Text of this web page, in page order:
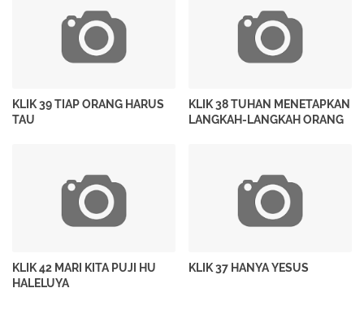
KLIK 39 TIAP ORANG HARUS
TAU
KLIK 38 TUHAN MENETAPKAN
LANGKAH-LANGKAH ORANG
KLIK 42 MARI KITA PUJI HU
HALELUYA
KLIK 37 HANYA YESUS